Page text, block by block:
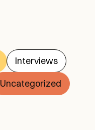
Interviews
Uncategorized